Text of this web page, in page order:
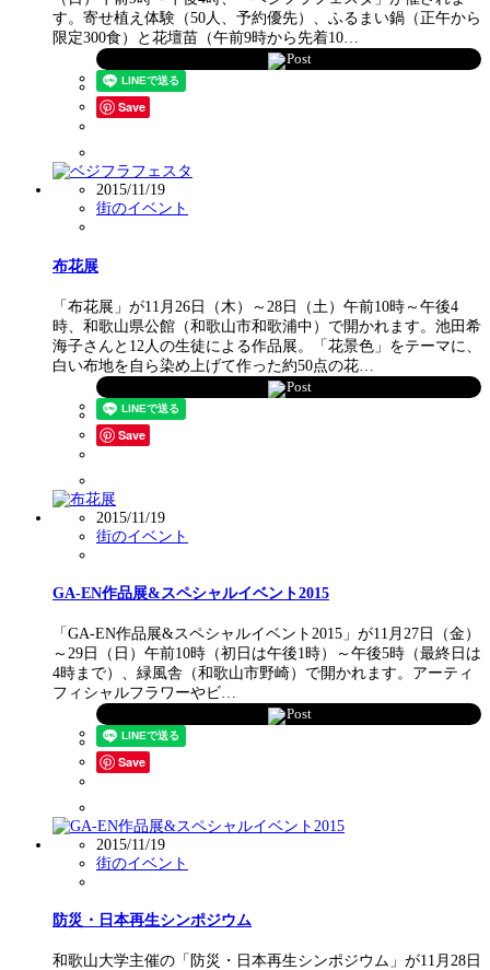
す。寄せ植え体験（50人、予約優先）、ふるまい鍋（正午から
限定300食）と花壇苗（午前9時から先着10…
Post
Save
2015/11/19
街のイベント
布花展
「布花展」が11月26日（木）～28日（土）午前10時～午後4
時、和歌山県公館（和歌山市和歌浦中）で開かれます。池田希
海子さんと12人の生徒による作品展。「花景色」をテーマに、
白い布地を自ら染め上げて作った約50点の花…
Post
Save
2015/11/19
街のイベント
GA-EN作品展&スペシャルイベント2015
「GA-EN作品展&スペシャルイベント2015」が11月27日（金）
～29日（日）午前10時（初日は午後1時）～午後5時（最終日は
4時まで）、緑風舎（和歌山市野崎）で開かれます。アーティ
フィシャルフラワーやビ…
Post
Save
2015/11/19
街のイベント
防災・日本再生シンポジウム
和歌山大学主催の「防災・日本再生シンポジウム」が11月28日